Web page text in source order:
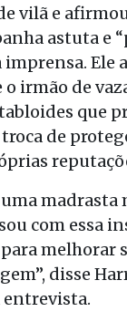
vilã e
astuta e
Ele
irmão de
que
de
madrasta
com essa
melhorar
disse
entrevista.